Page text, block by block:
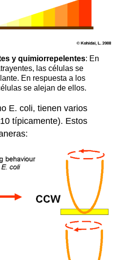
y quimiorrepelentes: En
las células se
En respuesta a los
se alejan de ellos.
E. coli, tienen varios
típicamente). Estos